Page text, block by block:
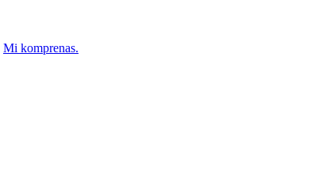
Mi komprenas.